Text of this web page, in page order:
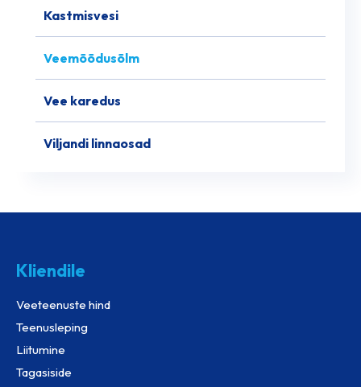
Kastmisvesi
Veemõõdusõlm
Vee karedus
Viljandi linnaosad
Kliendile
Veeteenuste hind
Teenusleping
Liitumine
Tagasiside